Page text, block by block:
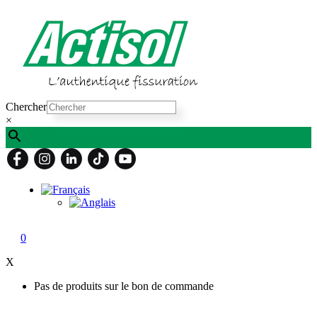
content
Chercher
×
0
X
Pas de produits sur le bon de commande